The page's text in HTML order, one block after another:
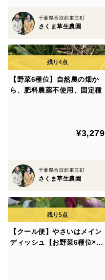
千葉県香取郡東庄町
さくま草生農園
【野菜6種位】自然農の畑か
ら、肥料農薬不使用、固定種
¥3,279
千葉県香取郡東庄町
さくま草生農園
【クール便】やさいはメイン
ディッシュ【お野菜6種位×